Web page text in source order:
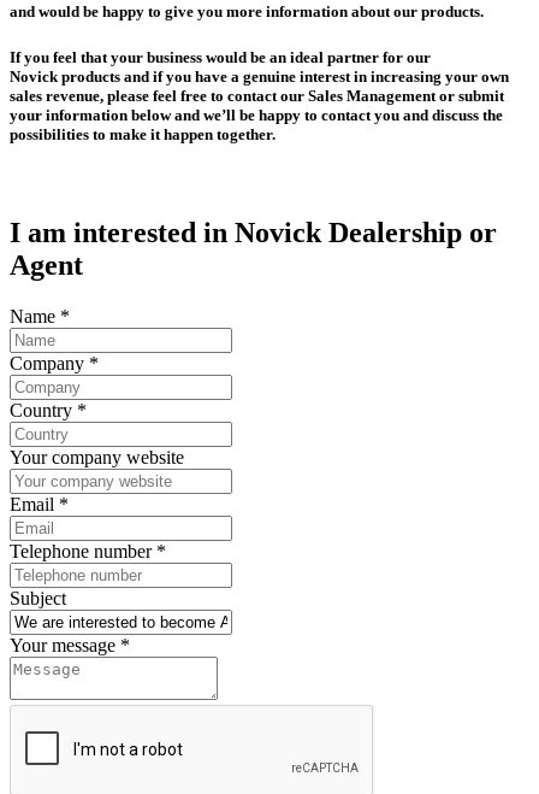
and would be happy to give you more information about our products.
If you feel that your business would be an ideal partner for our
Novick products and if you have a genuine interest in increasing your own
sales revenue, please feel free to contact our Sales Management or submit
your information below and we’ll be happy to contact you and discuss the
possibilities to make it happen together.
I am interested in Novick Dealership or
Agent
Name *
Company *
Country *
Your company website
Email *
Telephone number *
Subject
Your message *